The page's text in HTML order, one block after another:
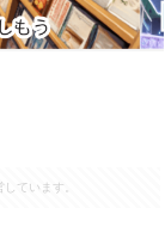
ています。